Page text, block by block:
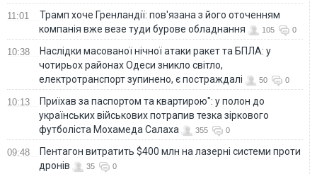
11:01
Трамп хоче Гренландії: пов'язана з його оточенням
компанія вже везе туди бурове обладнання
105 0
10:38
Наслідки масованої нічної атаки ракет та БПЛА: у
чотирьох районах Одеси зникло світло,
електротранспорт зупинено, є постраждалі
50 0
10:13
Приїхав за паспортом та квартирою": у полон до
українських військових потрапив тезка зіркового
футболіста Мохамеда Салаха
355 0
09:48
Пентагон витратить $400 млн на лазерні системи проти
дронів
35 0